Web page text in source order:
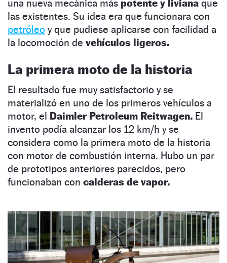
una nueva mecánica más potente y liviana que
las existentes. Su idea era que funcionara con
petróleo y que pudiese aplicarse con facilidad a
la locomoción de vehículos ligeros.
La primera moto de la historia
El resultado fue muy satisfactorio y se
materializó en uno de los primeros vehículos a
motor, el Daimler Petroleum Reitwagen. El
invento podía alcanzar los 12 km/h y se
considera como la primera moto de la historia
con motor de combustión interna. Hubo un par
de prototipos anteriores parecidos, pero
funcionaban con calderas de vapor.